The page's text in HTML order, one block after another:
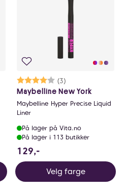
Karakter:
(3)
4.0 av 5 mulige
Maybelline New York
Maybelline Hyper Precise Liquid
Liner
På lager på Vita.no
På lager i 113 butikker
129,-
Velg farge